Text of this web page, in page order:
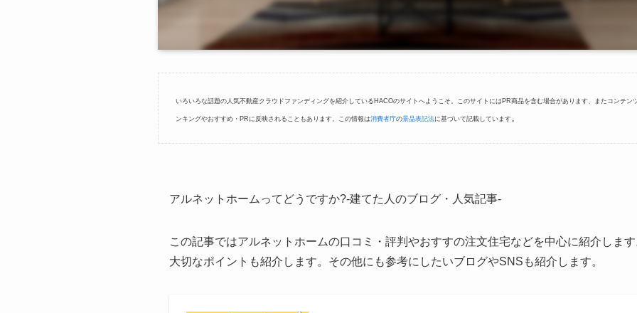
いろいろな話題の人気不動産クラウドファンディングを紹介しているHACOのサイトへようこそ。このサイトにはPR商品を含む場合があります、またコンテン
ンキングやおすすめ・PRに反映されることもあります。この情報は消費者庁の景品表記法に基づいて記載しています。
アルネットホームってどうですか?-建てた人のブログ・人気記事-
この記事ではアルネットホームの口コミ・評判やおすすの注文住宅などを中心に紹介しま
大切なポイントも紹介します。その他にも参考にしたいブログやSNSも紹介します。